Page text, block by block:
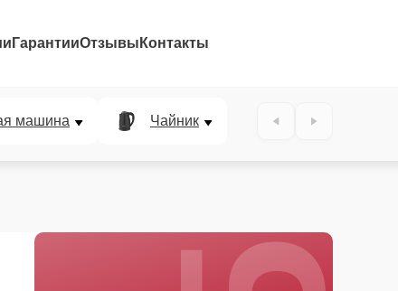
ГарантииОтзывы Контакты
машина Чайник